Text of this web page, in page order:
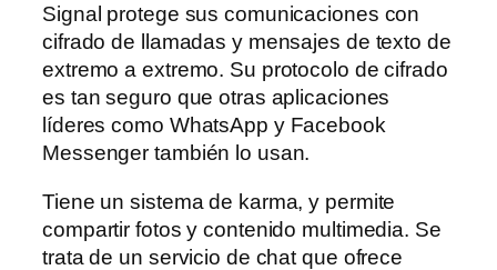
Signal protege sus comunicaciones con
cifrado de llamadas y mensajes de texto de
extremo a extremo. Su protocolo de cifrado
es tan seguro que otras aplicaciones
líderes como WhatsApp y Facebook
Messenger también lo usan.
Tiene un sistema de karma, y permite
compartir fotos y contenido multimedia. Se
trata de un servicio de chat que ofrece